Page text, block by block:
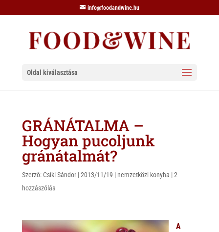
info@foodandwine.hu
Oldal kiválasztása
GRÁNÁTALMA –
Hogyan pucoljunk
gránátalmát?
Szerző: Csíki Sándor|2013/11/19 | nemzetközi konyha |2
hozzászólás
A